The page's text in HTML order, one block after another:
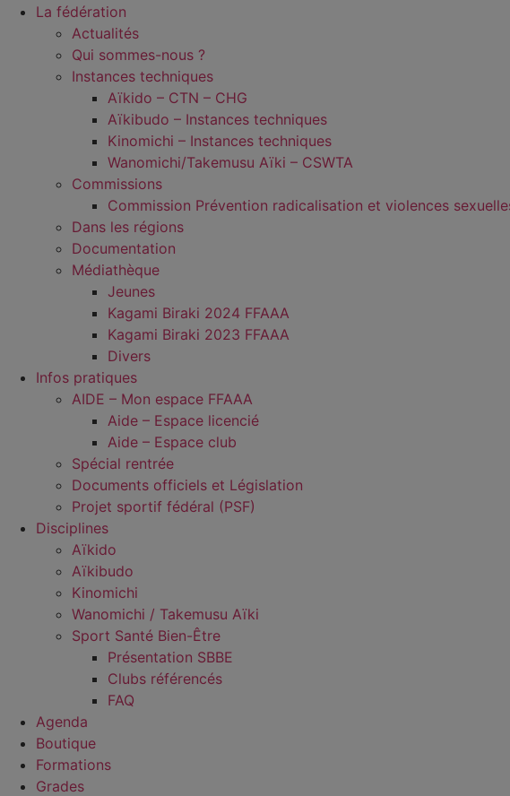
La fédération
Actualités
Qui sommes-nous ?
Instances techniques
Aïkido – CTN – CHG
Aïkibudo – Instances techniques
Kinomichi – Instances techniques
Wanomichi/Takemusu Aïki – CSWTA
Commissions
Commission Prévention radicalisation et violences
Dans les régions
Documentation
Médiathèque
Jeunes
Kagami Biraki 2024 FFAAA
Kagami Biraki 2023 FFAAA
Divers
Infos pratiques
AIDE – Mon espace FFAAA
Aide – Espace licencié
Aide – Espace club
Spécial rentrée
Documents officiels et Législation
Projet sportif fédéral (PSF)
Disciplines
Aïkido
Aïkibudo
Kinomichi
Wanomichi / Takemusu Aïki
Sport Santé Bien-Être
Présentation SBBE
Clubs référencés
FAQ
Agenda
Boutique
Formations
Grades